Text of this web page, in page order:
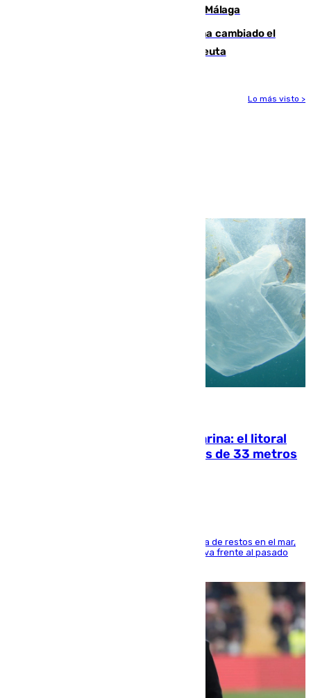
atropellado a propósito en el Centro de Málaga
De bocadillos a lentejas y pollo: así ha cambiado el
menú de los militares desplegados en Ceuta
Lo más visto >
Julio supera a junio en basura marina: el litoral
occidental malagueño recoge más de 33 metros
La actividad veraniega incrementa la presencia de restos en el mar,
aunque los datos reflejan una evolución positiva frente al pasado